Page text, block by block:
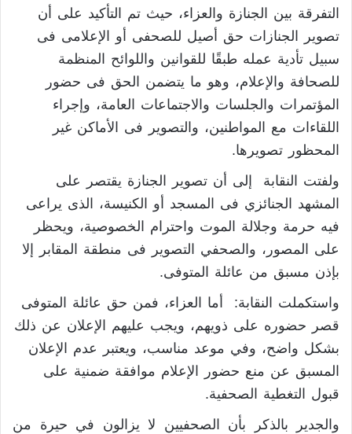
التفرقة بين الجنازة والعزاء، حيث تم التأكيد على أن
تصوير الجنازات حق أصيل للصحفى أو الإعلامى فى
سبيل تأدية عمله طبقًا للقوانين واللوائح المنظمة
للصحافة والإعلام، وهو ما يتضمن الحق فى حضور
المؤتمرات والجلسات والاجتماعات العامة، وإجراء
اللقاءات مع المواطنين، والتصوير فى الأماكن غير
المحظور تصويرها.
ولفتت النقابة إلى أن تصوير الجنازة يقتصر على
المشهد الجنائزي فى المسجد أو الكنيسة، الذى يراعى
فيه حرمة وجلالة الموت واحترام الخصوصية، ويحظر
على المصور، والصحفي التصوير فى منطقة المقابر إلا
بإذن مسبق من عائلة المتوفى.
واستكملت النقابة: أما العزاء، فمن حق عائلة المتوفى
قصر حضوره على ذويهم، ويجب عليهم الإعلان عن ذلك
بشكل واضح، وفي موعد مناسب، ويعتبر عدم الإعلان
المسبق عن منع حضور الإعلام موافقة ضمنية على
قبول التغطية الصحفية.
والجدير بالذكر بأن الصحفيين لا يزالون في حيرة من